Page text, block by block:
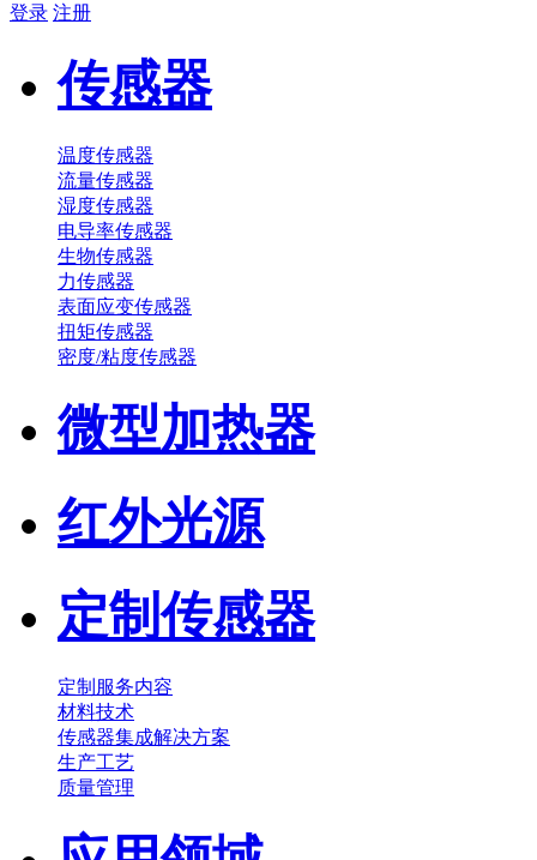
登录 注册
传感器
温度传感器
流量传感器
湿度传感器
电导率传感器
生物传感器
力传感器
表面应变传感器
扭矩传感器
密度/粘度传感器
微型加热器
红外光源
定制传感器
定制服务内容
材料技术
传感器集成解决方案
生产工艺
质量管理